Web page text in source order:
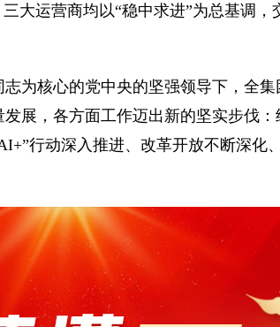
大运营商均以“稳中求进”为总基调
为核心的党中央的坚强领导下，全
展，各方面工作迈出新的坚实步伐
行动深入推进、改革开放不断深化